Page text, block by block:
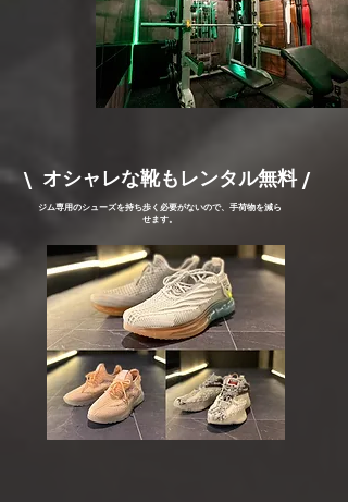
\ オシャレな靴もレンタル無料 /
ジム専用のシューズを持ち歩く必要がないので、手荷物を減ら
せます。